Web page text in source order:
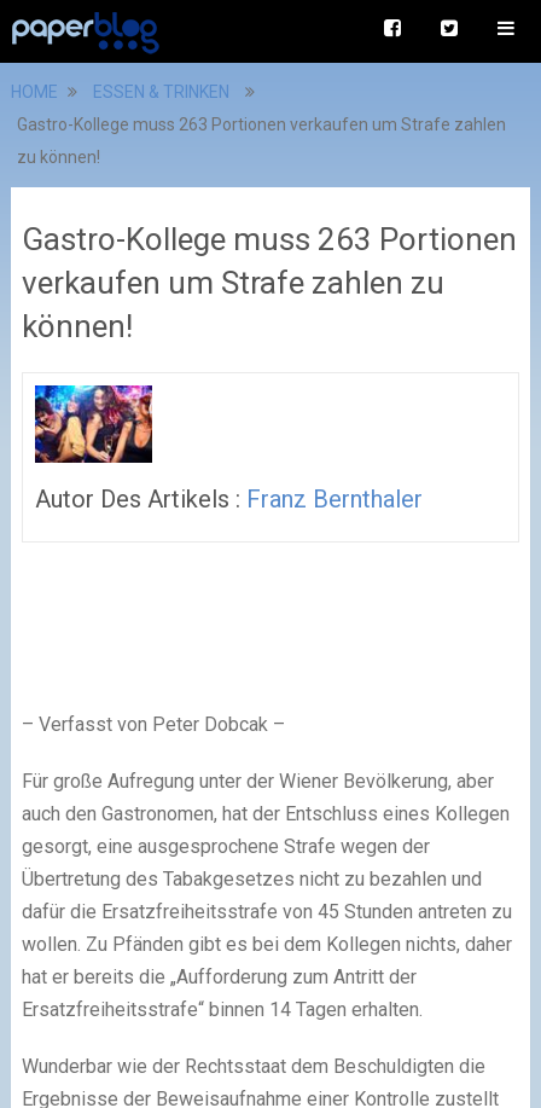
HOME
ESSEN & TRINKEN
Gastro-Kollege muss 263 Portionen verkaufen um Strafe zahlen
zu können!
Gastro-Kollege muss 263 Portionen
verkaufen um Strafe zahlen zu
können!
Autor Des Artikels : Franz Bernthaler
– Verfasst von Peter Dobcak –
Für große Aufregung unter der Wiener Bevölkerung, aber
auch den Gastronomen, hat der Entschluss eines Kollegen
gesorgt, eine ausgesprochene Strafe wegen der
Übertretung des Tabakgesetzes nicht zu bezahlen und
dafür die Ersatzfreiheitsstrafe von 45 Stunden antreten zu
wollen. Zu Pfänden gibt es bei dem Kollegen nichts, daher
hat er bereits die „Aufforderung zum Antritt der
Ersatzfreiheitsstrafe“ binnen 14 Tagen erhalten.
Wunderbar wie der Rechtsstaat dem Beschuldigten die
Ergebnisse der Beweisaufnahme einer Kontrolle zustellt